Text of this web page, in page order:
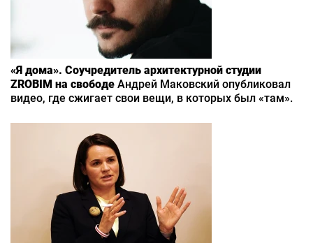
«Я дома». Соучредитель архитектурной студии
ZROBIM на свободе Андрей Маковский опубликовал
видео, где сжигает свои вещи, в которых был «там».